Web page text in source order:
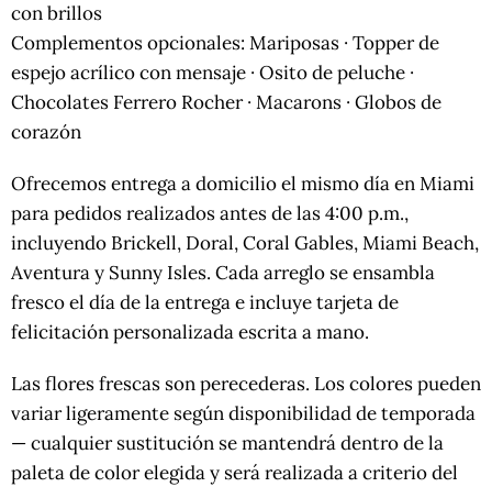
con brillos
Complementos opcionales: Mariposas · Topper de
espejo acrílico con mensaje · Osito de peluche ·
Chocolates Ferrero Rocher · Macarons · Globos de
corazón
Ofrecemos entrega a domicilio el mismo día en Miami
para pedidos realizados antes de las 4:00 p.m.,
incluyendo Brickell, Doral, Coral Gables, Miami Beach,
Aventura y Sunny Isles. Cada arreglo se ensambla
fresco el día de la entrega e incluye tarjeta de
felicitación personalizada escrita a mano.
Las flores frescas son perecederas. Los colores pueden
variar ligeramente según disponibilidad de temporada
— cualquier sustitución se mantendrá dentro de la
paleta de color elegida y será realizada a criterio del